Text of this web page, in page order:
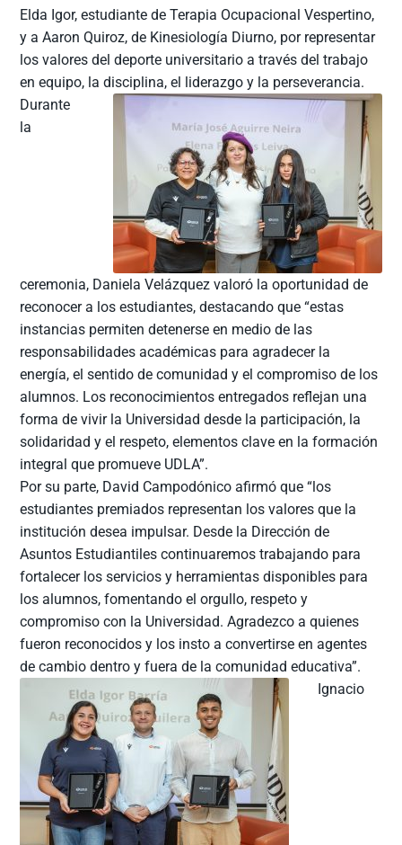
Elda Igor, estudiante de Terapia Ocupacional Vespertino,
y a Aaron Quiroz, de Kinesiología Diurno, por representar
los valores del deporte universitario a través del trabajo
en equipo, la disciplina, el liderazgo y la perseverancia.
Durante
la
ceremonia, Daniela Velázquez valoró la oportunidad de
reconocer a los estudiantes, destacando que “estas
instancias permiten detenerse en medio de las
responsabilidades académicas para agradecer la
energía, el sentido de comunidad y el compromiso de los
alumnos. Los reconocimientos entregados reflejan una
forma de vivir la Universidad desde la participación, la
solidaridad y el respeto, elementos clave en la formación
integral que promueve UDLA”.
Por su parte, David Campodónico afirmó que “los
estudiantes premiados representan los valores que la
institución desea impulsar. Desde la Dirección de
Asuntos Estudiantiles continuaremos trabajando para
fortalecer los servicios y herramientas disponibles para
los alumnos, fomentando el orgullo, respeto y
compromiso con la Universidad. Agradezco a quienes
fueron reconocidos y los insto a convertirse en agentes
de cambio dentro y fuera de la comunidad educativa”.
Ignacio